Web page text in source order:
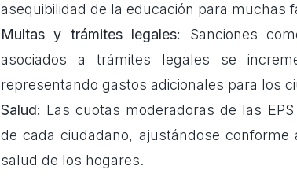
asequibilidad de la educación para muchas
Multas y trámites legales:
Sanciones
asociados a trámites legales se
representando gastos adicionales para los
Salud: Las cuotas moderadoras de las
de cada ciudadano, ajustándose
salud de los hogares.